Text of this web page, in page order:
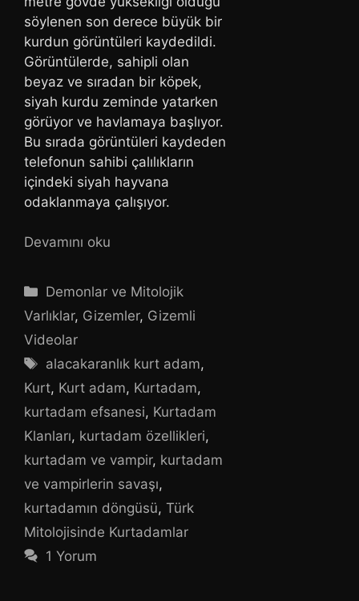
söylenen son derece büyük bir
kurdun görüntüleri kaydedildi.
Görüntülerde, sahipli olan
beyaz ve sıradan bir köpek,
siyah kurdu zeminde yatarken
görüyor ve havlamaya başlıyor.
Bu sırada görüntüleri kaydeden
telefonun sahibi çalılıkların
içindeki siyah hayvana
odaklanmaya çalışıyor.
Devamını oku
Kategoriler
Demonlar ve Mitolojik
Varlıklar, Gizemler, Gizemli
Videolar
Etiketler
alacakaranlık kurt adam,
Kurt, Kurt adam, Kurtadam,
kurtadam efsanesi, Kurtadam
Klanları, kurtadam özellikleri,
kurtadam ve vampir, kurtadam
ve vampirlerin savaşı,
kurtadamın döngüsü, Türk
Mitolojisinde Kurtadamlar
1 Yorum